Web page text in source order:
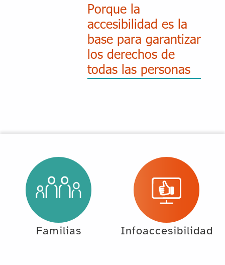
Porque la
accesibilidad es la
base para garantizar
los derechos de
todas las personas
Familias Infoaccesibilidad